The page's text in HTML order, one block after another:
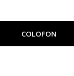
COLOFON